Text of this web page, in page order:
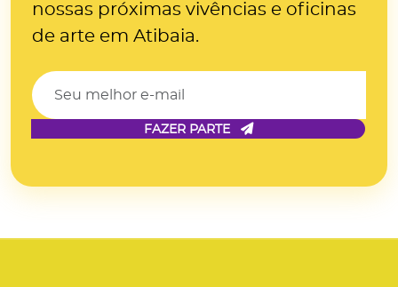
nossas próximas vivências e oficinas
de arte em Atibaia.
FAZER PARTE